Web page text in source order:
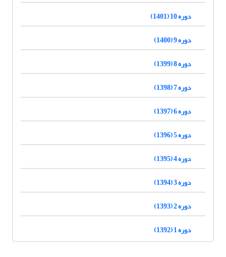
دوره 10 (1401)
دوره 9 (1400)
دوره 8 (1399)
دوره 7 (1398)
دوره 6 (1397)
دوره 5 (1396)
دوره 4 (1395)
دوره 3 (1394)
دوره 2 (1393)
دوره 1 (1392)